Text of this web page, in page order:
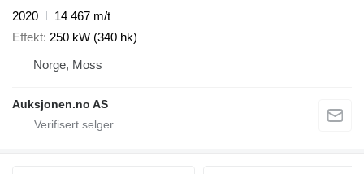
2020
14 467 m/t
Effekt 250 kW (340 hk)
Norge, Moss
Auksjonen.no AS